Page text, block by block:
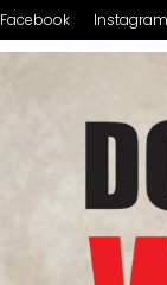
Facebook Instagram